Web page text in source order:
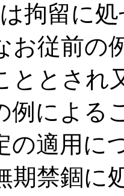
拘留に
お従前の
ととされ
例による
の適用に
期禁錮に